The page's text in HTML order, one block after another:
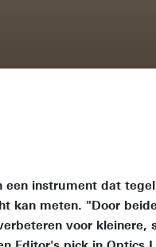
een instrument dat
kan meten. "Door
voor kleinere,